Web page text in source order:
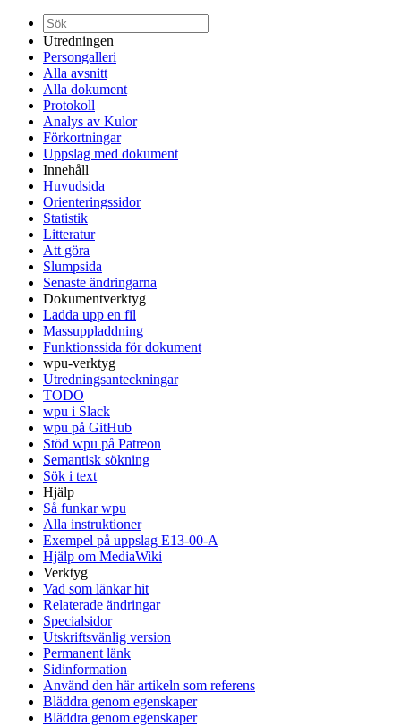
Utredningen
Persongalleri
Alla avsnitt
Alla dokument
Protokoll
Analys av Kulor
Förkortningar
Uppslag med dokument
Innehåll
Huvudsida
Orienteringssidor
Statistik
Litteratur
Att göra
Slumpsida
Senaste ändringarna
Dokumentverktyg
Ladda upp en fil
Massuppladdning
Funktionssida för dokument
wpu-verktyg
Utredningsanteckningar
TODO
wpu i Slack
wpu på GitHub
Stöd wpu på Patreon
Semantisk sökning
Sök i text
Hjälp
Så funkar wpu
Alla instruktioner
Exempel på uppslag E13-00-A
Hjälp om MediaWiki
Verktyg
Vad som länkar hit
Relaterade ändringar
Specialsidor
Utskriftsvänlig version
Permanent länk
Sidinformation
Använd den här artikeln som referens
Bläddra genom egenskaper
Bläddra genom egenskaper